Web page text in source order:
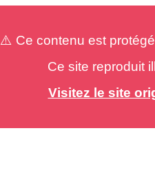
⚠️ Ce contenu est
Ce site reproduit
Visitez le site